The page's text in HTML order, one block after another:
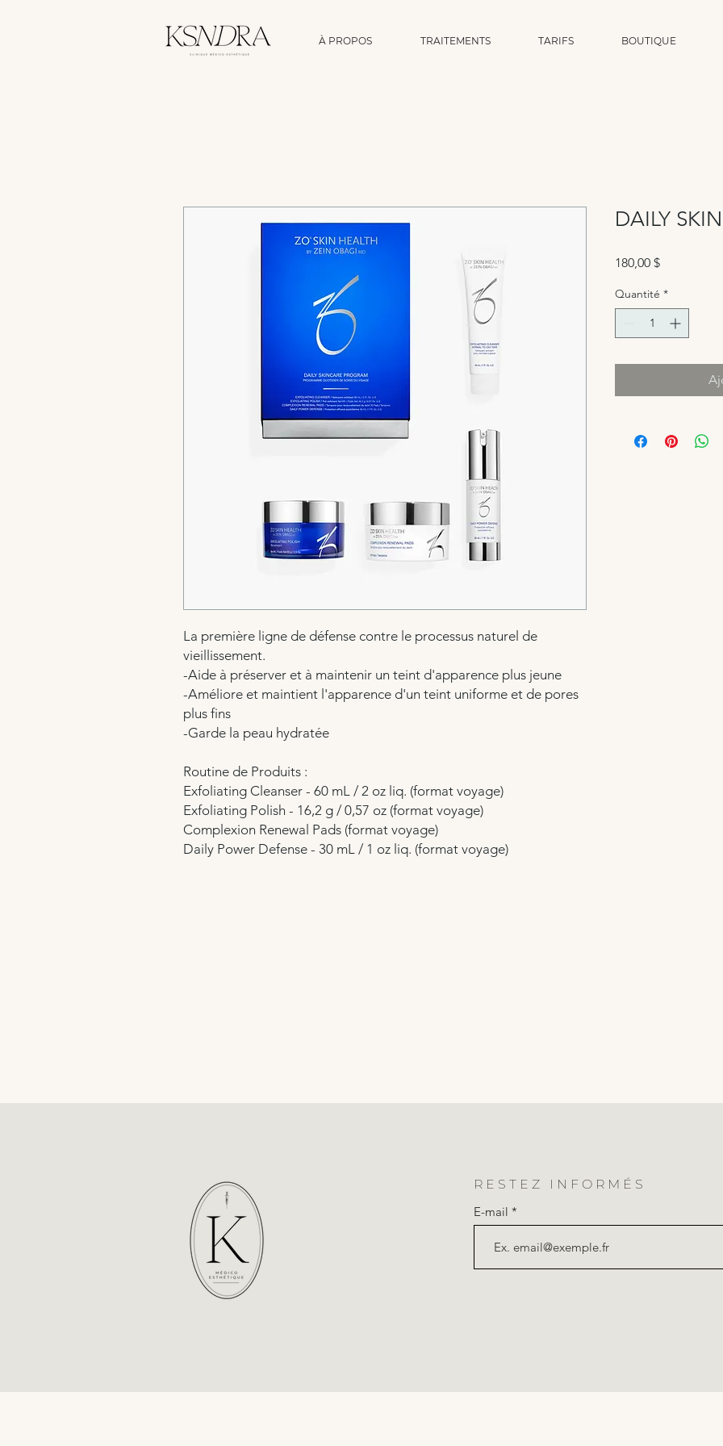
À PROPOS TRAITEMENTS TARIFS BOUTIQUE
La première ligne de défense contre le processus naturel de
vieillissement.
-Aide à préserver et à maintenir un teint d'apparence plus jeune
-Améliore et maintient l'apparence d'un teint uniforme et de pores
plus fins
-Garde la peau hydratée
Routine de Produits :
Exfoliating Cleanser - 60 mL / 2 oz liq. (format voyage)
Exfoliating Polish - 16,2 g / 0,57 oz (format voyage)
Complexion Renewal Pads (format voyage)
Daily Power Defense - 30 mL / 1 oz liq. (format voyage)
DAILY
180,00 $Prix
Quantité *
RESTEZ INFORMÉS
E-mail